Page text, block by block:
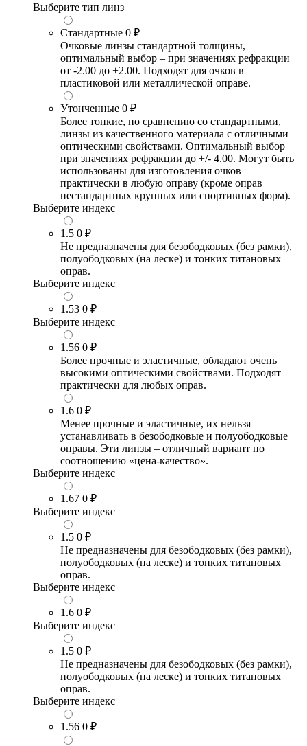
Выберите тип линз
Стандартные 0 ₽
Очковые линзы стандартной толщины,
оптимальный выбор – при значениях рефракции
от -2.00 до +2.00. Подходят для очков в
пластиковой или металлической оправе.
Утонченные 0 ₽
Более тонкие, по сравнению со стандартными,
линзы из качественного материала с отличными
оптическими свойствами. Оптимальный выбор
при значениях рефракции до +/- 4.00. Могут быть
использованы для изготовления очков
практически в любую оправу (кроме оправ
нестандартных крупных или спортивных форм).
Выберите индекс
1.5 0 ₽
Не предназначены для безободковых (без рамки),
полуободковых (на леске) и тонких титановых
оправ.
Выберите индекс
1.53 0 ₽
Выберите индекс
1.56 0 ₽
Более прочные и эластичные, обладают очень
высокими оптическими свойствами. Подходят
практически для любых оправ.
1.6 0 ₽
Менее прочные и эластичные, их нельзя
устанавливать в безободковые и полуободковые
оправы. Эти линзы – отличный вариант по
соотношению «цена-качество».
Выберите индекс
1.67 0 ₽
Выберите индекс
1.5 0 ₽
Не предназначены для безободковых (без рамки),
полуободковых (на леске) и тонких титановых
оправ.
Выберите индекс
1.6 0 ₽
Выберите индекс
1.5 0 ₽
Не предназначены для безободковых (без рамки),
полуободковых (на леске) и тонких титановых
оправ.
Выберите индекс
1.56 0 ₽